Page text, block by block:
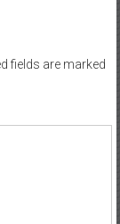
fields are marked